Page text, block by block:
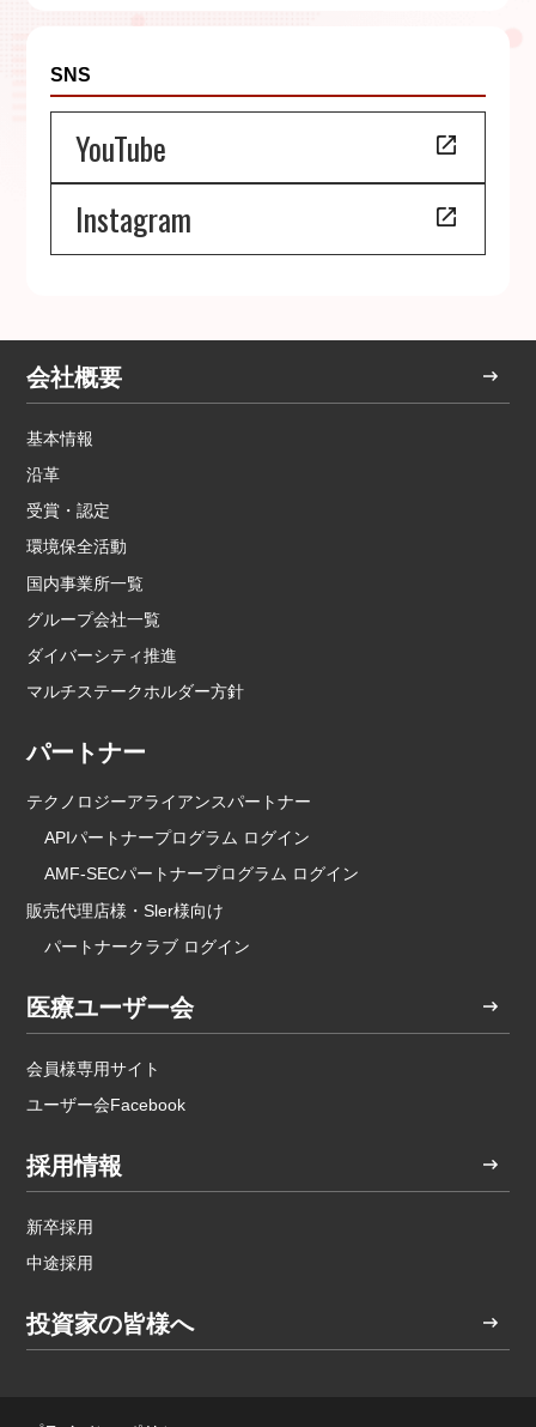
SNS
YouTube
Instagram
会社概要
基本情報
沿革
受賞・認定
環境保全活動
国内事業所一覧
グループ会社一覧
ダイバーシティ推進
マルチステークホルダー方針
パートナー
テクノロジーアライアンスパートナー
APIパートナープログラム ログイン
AMF-SECパートナープログラム ログイン
販売代理店様・Sler様向け
パートナークラブ ログイン
医療ユーザー会
会員様専用サイト
ユーザー会Facebook
採用情報
新卒採用
中途採用
投資家の皆様へ